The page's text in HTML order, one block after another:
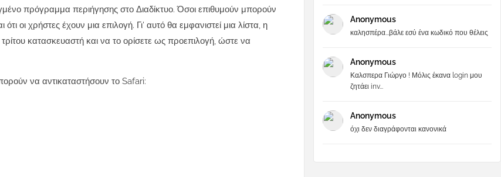
πρόγραμμα περιήγησης στο Διαδίκτυο. Όσοι επιθυμούν μπορούν
οι χρήστες έχουν μια επιλογή. Γι' αυτό θα εμφανιστεί μια λίστα, η
κατασκευαστή και να το ορίσετε ως προεπιλογή, ώστε να
να αντικαταστήσουν το Safari:
Anonymous
καλησπέρα...βάλε εσύ ένα κωδικό που θέλεις
Anonymous
Καλσπερα Γιώργο ! Μόλις έκανα login μου
ζητάει inv...
Anonymous
όχι δεν διαγράφονται κανονικά